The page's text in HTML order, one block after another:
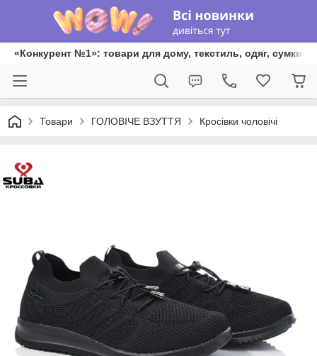
«Конкурент №1»: товари для дому, текстиль, одяг, сумки
Товари ГОЛОВІЧЕ ВЗУТТЯ Кросівки чоловічі